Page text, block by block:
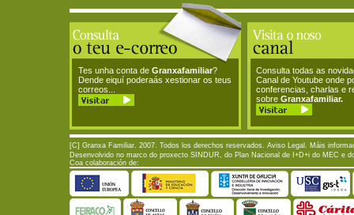
Tes unha conta de Granxafamiliar?
Dende eiquí poderaás xestionar os teus
correos...
Consulta todas as
Canal de Youtube onde
conferencias, charlas e
sobre Granxafamiliar.
[C] Granxa Familiar. 2007. Todos los derechos reservados. Aviso Legal . Máis
Desenvolvido no marco do proxecto SINDUR, do Plan Nacional de I+D+i do MEC e
Coa colaboración de: